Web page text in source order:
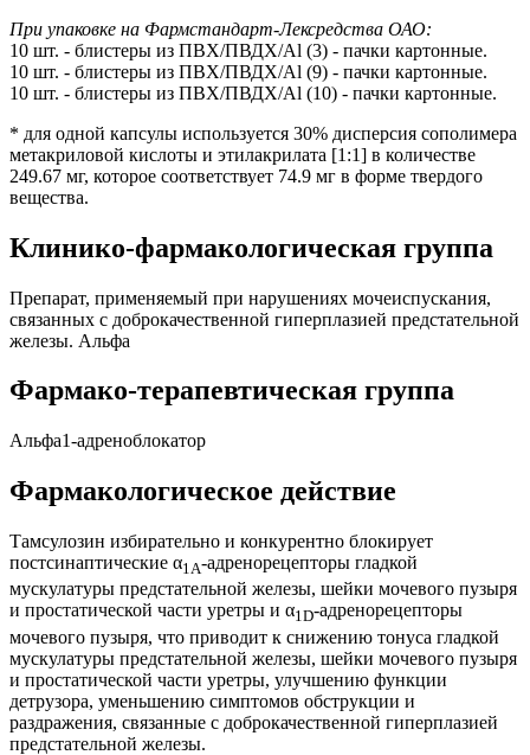
При упаковке на Фармстандарт-Лексредства ОАО:
10 шт. - блистеры из ПВХ/ПВДХ/Al (3) - пачки картонные.
10 шт. - блистеры из ПВХ/ПВДХ/Al (9) - пачки картонные.
10 шт. - блистеры из ПВХ/ПВДХ/Al (10) - пачки картонные.
* для одной капсулы используется 30% дисперсия сополимера
метакриловой кислоты и этилакрилата [1:1] в количестве
249.67 мг, которое соответствует 74.9 мг в форме твердого
вещества.
Клинико-фармакологическая группа
Препарат, применяемый при нарушениях мочеиспускания,
связанных с доброкачественной гиперплазией предстательной
железы. Альфа
Фармако-терапевтическая группа
Альфа1-адреноблокатор
Фармакологическое действие
Тамсулозин избирательно и конкурентно блокирует
постсинаптические α1А-адренорецепторы гладкой
мускулатуры предстательной железы, шейки мочевого пузыря
и простатической части уретры и α1D-адренорецепторы
мочевого пузыря, что приводит к снижению тонуса гладкой
мускулатуры предстательной железы, шейки мочевого пузыря
и простатической части уретры, улучшению функции
детрузора, уменьшению симптомов обструкции и
раздражения, связанные с доброкачественной гиперплазией
предстательной железы.